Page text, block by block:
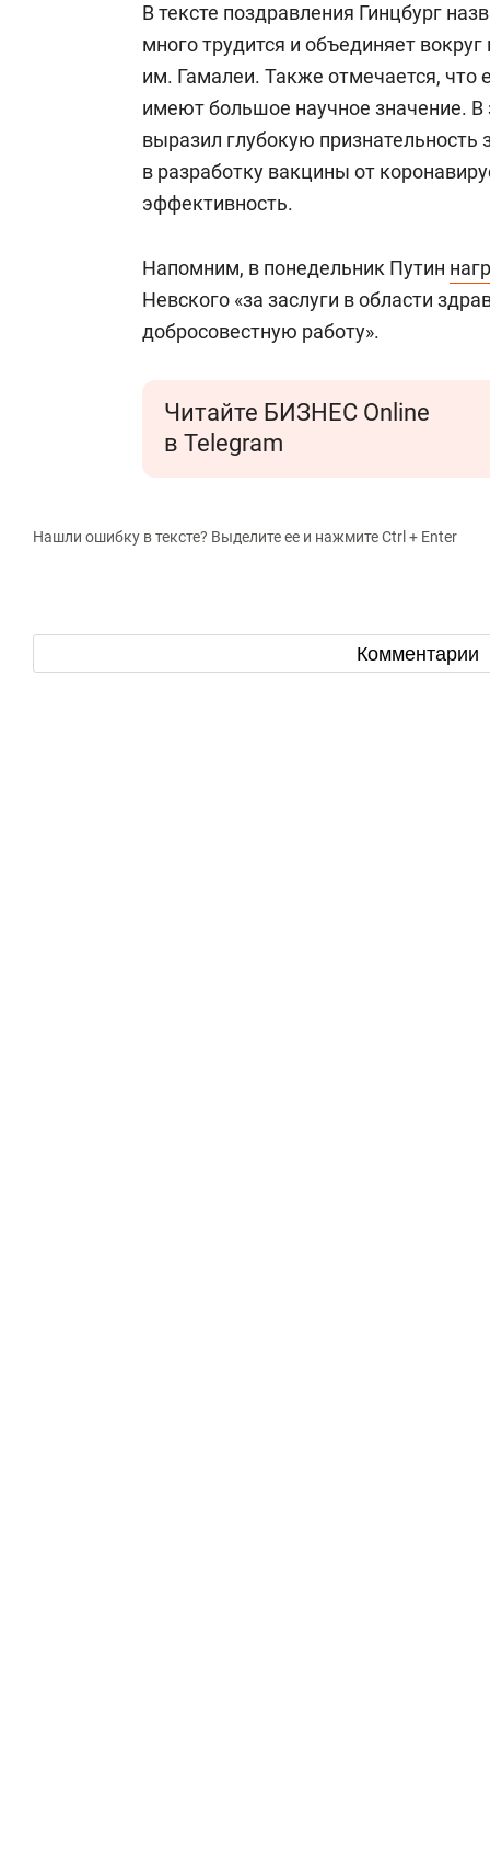
В тексте поздравления Гинцбург
много трудится и объединяет
им. Гамалеи. Также отмечается,
имеют большое научное значение. В
выразил глубокую признательность
в разработку вакцины от
эффективность.
Напомним, в понедельник Путин
Невского «за заслуги в области
добросовестную работу».
Читайте БИЗНЕС Online
в Telegram
Нашли ошибку в тексте? Выделите ее и нажмите Ctrl + Enter
Комментарии
Как ГК «МИР ГРУПП» и ВТБ
создают оазис жилого
комфорта под Казанью
150
ID вместо